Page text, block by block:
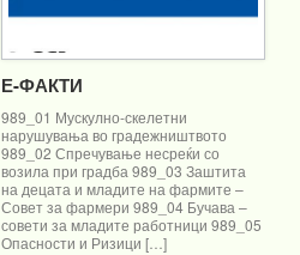
Е-ФАКТИ
989_01 Мускулно-скелетни
нарушувања во градежништвото
989_02 Спречување несреќи со
возила при градба 989_03 Заштита
на децата и младите на фармите –
Совет за фармери 989_04 Бучава –
совети за младите работници 989_05
Опасности и Ризици […]